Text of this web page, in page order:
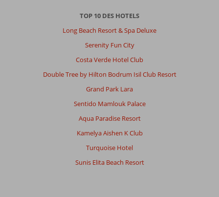
TOP 10 DES HOTELS
Long Beach Resort & Spa Deluxe
Serenity Fun City
Costa Verde Hotel Club
Double Tree by Hilton Bodrum Isil Club Resort
Grand Park Lara
Sentido Mamlouk Palace
Aqua Paradise Resort
Kamelya Aishen K Club
Turquoise Hotel
Sunis Elita Beach Resort